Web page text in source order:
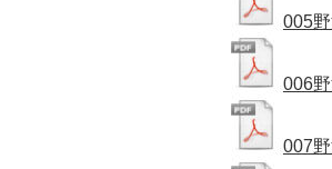
005
006
007